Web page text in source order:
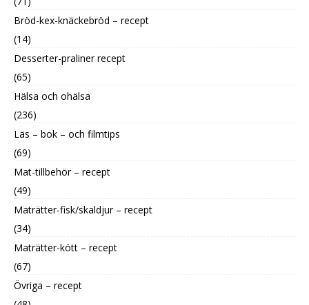
Bröd-kex-knäckebröd – recept
(14)
Desserter-praliner recept
(65)
Hälsa och ohälsa
(236)
Läs – bok – och filmtips
(69)
Mat-tillbehör – recept
(49)
Maträtter-fisk/skaldjur – recept
(34)
Maträtter-kött – recept
(67)
Övriga – recept